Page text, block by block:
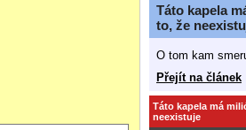
Táto kapela
to, že
O tom kam
Přejít na článek
Táto kapela má
neexistuje